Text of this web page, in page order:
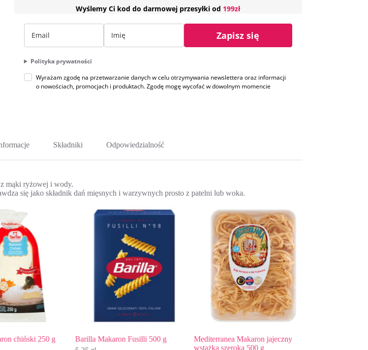
Wyślemy Ci kod do darmowej przesyłki od 199zł
Zapisz się
Polityka prywatności
Wyrażam zgodę na przetwarzanie danych w celu otrzymywania newslettera oraz informacji
o nowościach, promocjach i produktach. Zgodę mogę wycofać w dowolnym momencie
Składniki Odpowiedzialność
mąki ryżowej i wody.
się jako składnik dań mięsnych i warzywnych prosto z patelni lub woka.
chiński 250 g
Barilla Makaron Fusilli 500 g
Mediterranea Makaron jajeczny
wstążka szeroka 500 g